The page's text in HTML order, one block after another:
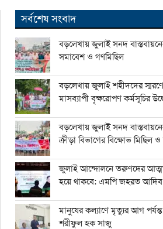
সর্বশেষ সংবাদ
বড়লেখায় জুলাই সনদ
সমাবেশ ও গণমিছিল
বড়লেখায় জুলাই শহীদদের
মাসব্যাপী বৃক্ষরোপণ কর্মসূচির
বড়লেখায় জুলাই সনদ
ক্রীড়া বিভাগের বিক্ষোভ মিছিল
জুলাই আন্দোলনে তরুণদের
হয়ে থাকবে: এমপি জহরত আদিব
মানুষের কল্যাণে মৃত্যুর আগ
শরীফুল হক সাজু